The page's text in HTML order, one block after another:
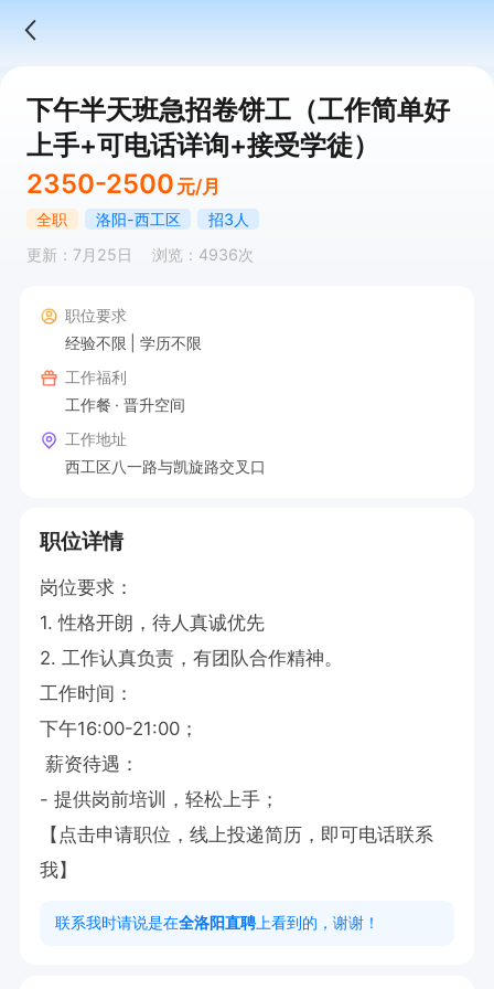
下午半天班急招卷饼工（工作简单好
上手+可电话详询+接受学徒）
2350-2500 元/月
全职 洛阳-西工区
招3人
更新：7月25日
浏览：4936次
职位要求
经验不限
学历不限
工作福利
工作餐
晋升空间
工作地址
西工区八一路与凯旋路交叉口
职位详情
岗位要求：
1. 性格开朗，待人真诚优先
2. 工作认真负责，有团队合作精神。
工作时间：
下午16:00-21:00；
薪资待遇：
- 提供岗前培训，轻松上手；
【点击申请职位，线上投递简历，即可电话联系
我】
联系我时请说是在全洛阳直聘 上看到的，谢谢！